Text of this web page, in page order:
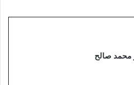
محمد صالح